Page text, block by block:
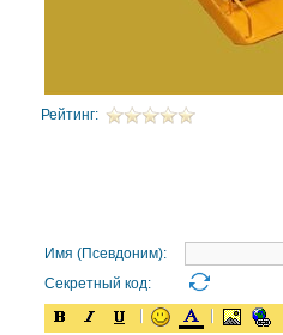
Рейтинг:
Имя (Псевдоним):
Секретный код: